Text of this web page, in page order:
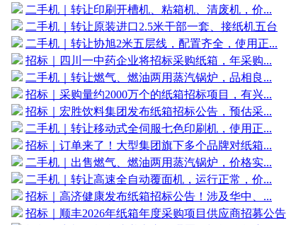
二手机｜转让印刷开槽机、粘箱机、清废机，价...
二手机｜转让原装进口2.5米干部一套、接纸机五台
二手机｜转让协旭2米五层线，配置齐全，使用正...
招标｜四川一中药企业将招标采购纸箱，年采购...
二手机｜转让燃气、燃油两用蒸汽锅炉，品相良...
招标｜采购量约2000万个的纸箱招标项目，有兴...
招标｜宏胜饮料集团发布纸箱招标公告，预估采...
二手机｜转让移动式全伺服七色印刷机，使用正...
招标｜订单来了！大型集团旗下多个品牌对纸箱...
二手机｜出售燃气、燃油两用蒸汽锅炉，价格实...
二手机｜转让高速全自动覆面机，运行正常，价...
招标｜高济健康发布纸箱招标公告！涉及华中、...
招标｜顺丰2026年纸箱年度采购项目供应商招募公告